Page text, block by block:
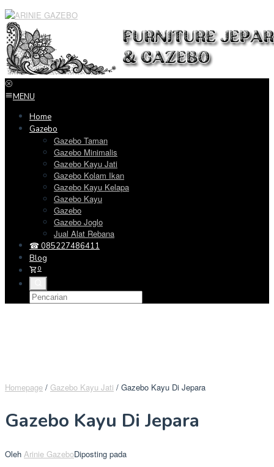
Loncat
ke
konten
MENU
Home
Gazebo
Gazebo Taman
Gazebo Minimalis
Gazebo Kayu Jati
Gazebo Kolam Ikan
Gazebo Kayu Kelapa
Gazebo Kayu
Gazebo
Gazebo Joglo
Jual Alat Rebana
☎ 085227486411
Blog
0
Homepage / Gazebo Kayu Jati / Gazebo Kayu Di Jepara
Gazebo Kayu Di Jepara
Oleh Arinie GazeboDiposting pada